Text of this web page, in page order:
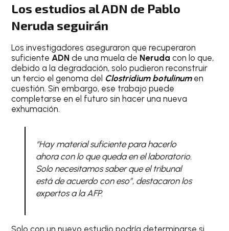
Los estudios al ADN de Pablo
Neruda seguirán
Los investigadores aseguraron que recuperaron
suficiente ADNde una muela de Neruda con lo que,
debido a la degradación, solo pudieron reconstruir
un tercio el genoma del Clostridium botulinumen
cuestión. Sin embargo, ese trabajo puede
completarse en el futuro sin hacer una nueva
exhumación.
“Hay material suficiente para hacerlo
ahora con lo que queda en el laboratorio.
Solo necesitamos saber que el tribunal
está de acuerdo con eso”, destacaron los
expertos a la AFP.
Solo con un nuevo estudio podría determinarse si